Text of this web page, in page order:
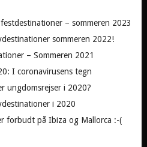
– sommeren 2023
sommeren 2022!
– Sommeren 2021
I coronavirusens tegn
ungdomsrejser i 2020?
i 2020
forbudt på Ibiza og Mallorca :-(